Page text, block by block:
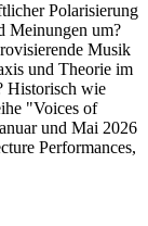
Polarisierung
Meinungen um?
Musik
und Theorie im
Historisch wie
"Voices of
und Mai 2026
Performances,